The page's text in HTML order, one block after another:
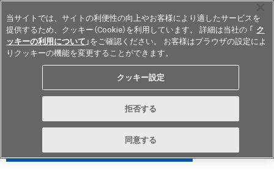
Japan
リレー
PARAMETRIC SEARCH
当サイトでは、サイトの利便性の向上やお客様により適したサービスを
提供するため、クッキー（Cookie）を利用しています。 詳細は当社の 「 ク
ッキーの利用について 」をご確認ください。 お客様はブラウザの設定によ
りクッキーの機能を変更することができます。
クッキー設定
拒否する
同意する